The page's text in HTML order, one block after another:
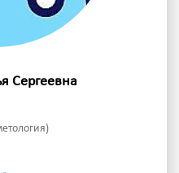
Сергеевна